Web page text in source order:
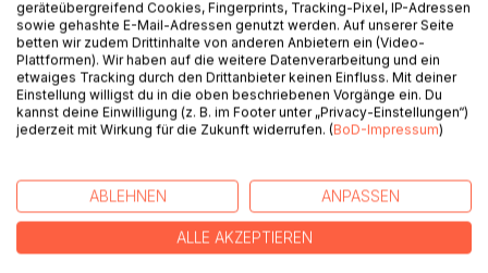
erneuerbarer Energien erfüllt werden. Zusätzlich wurde
durch die Atomgesetzesnovelle vom April 2002 der
Ausstieg aus der Kernenergie bis zum Jahre 2020
beschlossen, was eine weitere Forcierung der Entwicklung
und Förderung alternativer Energiequellen notwendig
macht. Eine Möglichkeit, diese Reduktionsvorgabe zu
Etappenziel in diesem Sinne ist die Steigerung des Anteils
der erneuerbaren Energien auf 12,5 % im Jahr 2010 (zum
Vergleich: 6,25 % im Jahr 2000).
geräteübergreifend Cookies, Fingerprints, Tracking-Pixel, IP-Adressen
sowie gehashte E-Mail-Adressen genutzt werden. Auf unserer Seite
betten wir zudem Drittinhalte von anderen Anbietern ein (Video-
Plattformen). Wir haben auf die weitere Datenverarbeitung und ein
etwaiges Tracking durch den Drittanbieter keinen Einfluss. Mit deiner
Einstellung willigst du in die oben beschriebenen Vorgänge ein. Du
kannst deine Einwilligung (z. B. im Footer unter „Privacy-Einstellungen“)
jederzeit mit Wirkung für die Zukunft widerrufen. (BoD-Impressum)
ABLEHNEN ANPASSEN
ALLE AKZEPTIEREN